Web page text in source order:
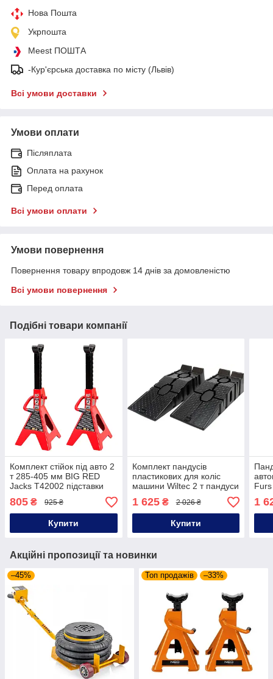
Нова Пошта
Укрпошта
Meest ПОШТА
-Кур'єрська доставка по місту (Львів)
Всі умови доставки
Умови оплати
Післяплата
Оплата на рахунок
Перед оплата
Всі умови оплати
Умови повернення
Повернення товару впродовж 14 днів за домовленістю
Всі умови повернення
Подібні товари компанії
Комплект стійок під авто 2
т 285-405 мм BIG RED
Jacks T42002 підставки
805 ₴ 925 ₴
Купити
Комплект пандусів
пластикових для коліс
машини Wiltec 2 т пандуси
для ремонту авто пандуси
для заїзду автомобіля 2 т
2 штуки
1 625₴ 2 026 ₴
Купити
1
Акційні пропозиції та новинки
–45% Топ продажів –33%